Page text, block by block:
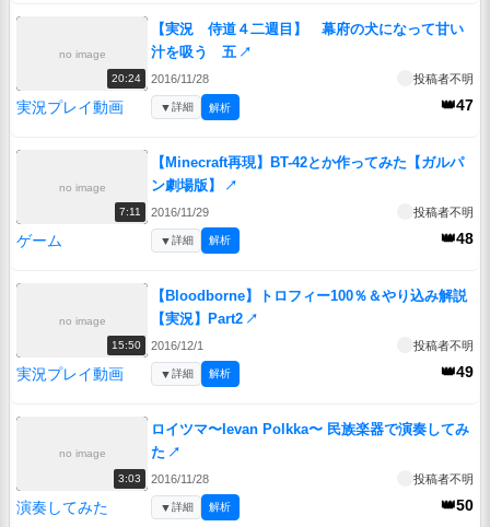
no image
20:24
【実況 侍道４二週目】 幕府の犬になって甘い
汁を吸う 五 ↗
2016/11/28 投稿者不明
実況プレイ動画 👑47
▼詳細 解析
no image
7:11
【Minecraft再現】BT-42とか作ってみた【ガルパ
ン劇場版】
↗
2016/11/29 投稿者不明
ゲーム 👑48
▼詳細 解析
no image
15:50
【Bloodborne】トロフィー100％＆やり込み解説
【実況】Part2 ↗
2016/12/1 投稿者不明
実況プレイ動画 👑49
▼詳細 解析
no image
3:03
ロイツマ〜Ievan Polkka〜 民族楽器で演奏してみ
た ↗
2016/11/28 投稿者不明
演奏してみた 👑50
▼詳細 解析